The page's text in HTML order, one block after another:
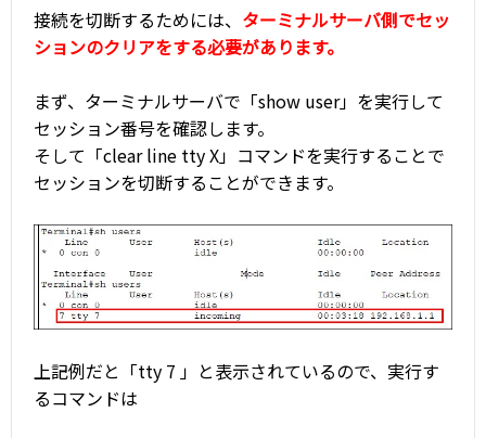
接続を切断するためには、 ターミナルサーバ側でセッ
ションのクリアをする必要があります。
まず、ターミナルサーバで「show user」を実行して
セッション番号を確認します。
そして「clear line tty X」コマンドを実行することで
セッションを切断することができます。
上記例だと「tty 7 」と表示されているので、実行す
るコマンドは